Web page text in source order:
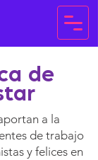
de
a la
de trabajo
y felices en